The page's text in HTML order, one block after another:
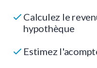
Calculez le
hypothèque
Estimez